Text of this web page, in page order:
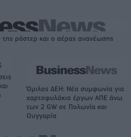
της ρόστερ και ο αέρας ανανέωσης
Όμιλος ΔΕΗ: Νέα συμφωνία για
χαρτοφυλάκιο έργων ΑΠΕ άνω
των 2 GW σε Πολωνία και
Ουγγαρία